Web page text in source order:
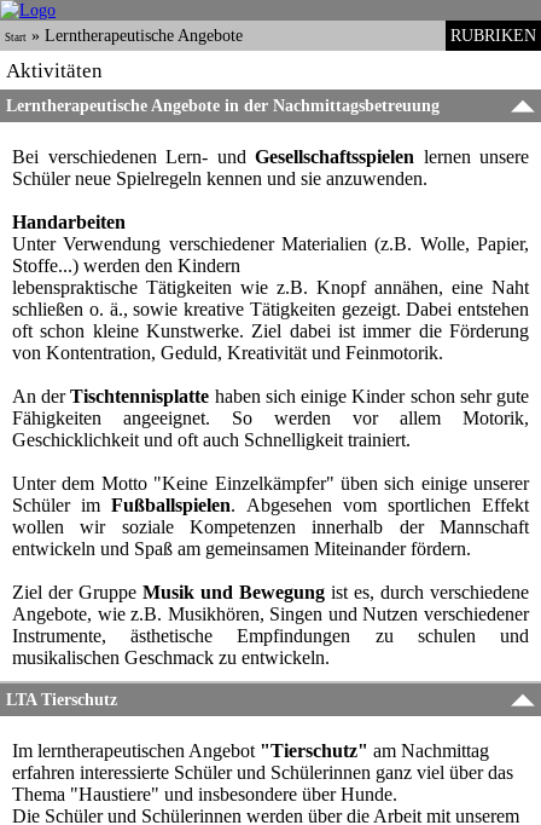
RUBRIKEN
Start » Lerntherapeutische Angebote
Aktivitäten
Lerntherapeutische Angebote in der Nachmittagsbetreuung
Bei verschiedenen Lern- und Gesellschaftsspielen lernen unsere
Schüler neue Spielregeln kennen und sie anzuwenden.
Handarbeiten
Unter Verwendung verschiedener Materialien (z.B. Wolle, Papier,
Stoffe...) werden den Kindern
lebenspraktische Tätigkeiten wie z.B. Knopf annähen, eine Naht
schließen o. ä., sowie kreative Tätigkeiten gezeigt. Dabei entstehen
oft schon kleine Kunstwerke. Ziel dabei ist immer die Förderung
von Kontentration, Geduld, Kreativität und Feinmotorik.
An derTischtennisplatte haben sich einige Kinder schon sehr gute
Fähigkeiten angeeignet. So werden vor allem Motorik,
Geschicklichkeit und oft auch Schnelligkeit trainiert.
Unter dem Motto "Keine Einzelkämpfer" üben sich einige unserer
Schüler imFußballspielen. Abgesehen vom sportlichen Effekt
wollen wir soziale Kompetenzen innerhalb der Mannschaft
entwickeln und Spaß am gemeinsamen Miteinander fördern.
Ziel der Gruppe Musik und Bewegung ist es, durch verschiedene
Angebote, wie z.B. Musikhören, Singen und Nutzen verschiedener
Instrumente, ästhetische Empfindungen zu schulen und
musikalischen Geschmack zu entwickeln.
LTA Tierschutz
Im lerntherapeutischen Angebot "Tierschutz" am Nachmittag
erfahren interessierte Schüler und Schülerinnen ganz viel über das
Thema "Haustiere" und insbesondere über Hunde.
Die Schüler und Schülerinnen werden über die Arbeit mit unserem